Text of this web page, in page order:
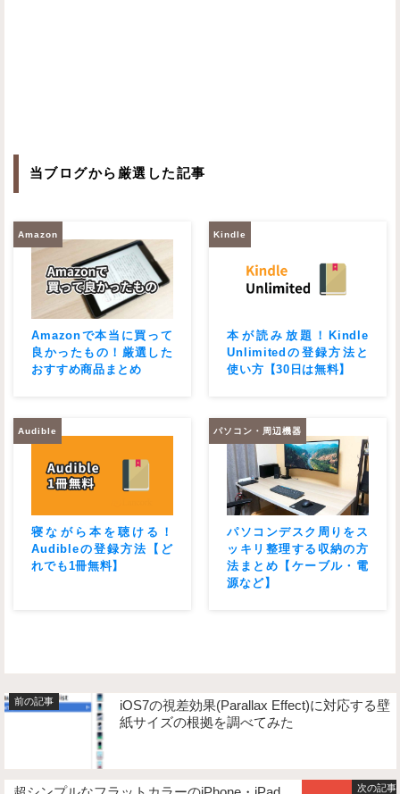
当ブログから厳選した記事
Amazon
Amazonで本当に買って
良かったもの！厳選した
おすすめ商品まとめ
Kindle
本が読み放題！Kindle
Unlimitedの登録方法と
使い方【30日は無料】
Audible
寝ながら本を聴ける！
Audibleの登録方法【ど
れでも1冊無料】
パソコン・周辺機器
パソコンデスク周りをス
ッキリ整理する収納の方
法まとめ【ケーブル・電
源など】
iOS7の視差効果(Parallax Effect)に対応する壁
紙サイズの根拠を調べてみた